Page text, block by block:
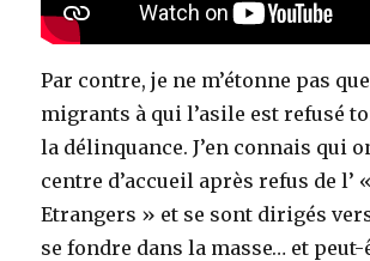
Par contre, je ne m’étonne pas
migrants à qui l’asile est refusé
la délinquance. J’en connais qui
centre d’accueil après refus de l’
Etrangers » et se sont dirigés
se fondre dans la masse… et